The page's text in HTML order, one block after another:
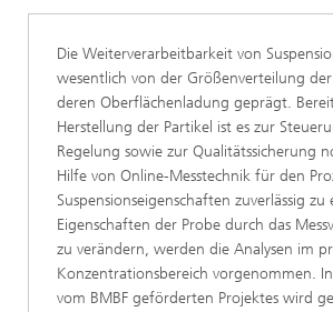
Die Weiterverarbeitbarkeit von
wesentlich von der Größenverteilung
deren Oberflächenladung geprägt.
Herstellung der Partikel ist es zur
Regelung sowie zur Qualitätssicherung
Hilfe von Online-Messtechnik für den
Suspensionseigenschaften zuverlässig zu
Eigenschaften der Probe durch das
zu verändern, werden die Analysen im
Konzentrationsbereich vorgenommen.
vom BMBF geförderten Projektes wird